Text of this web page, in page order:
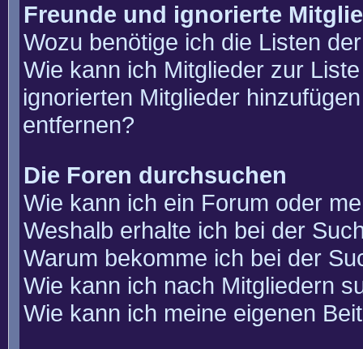
Freunde und ignorierte
Wozu benötige ich die Listen
Wie kann ich Mitglieder zur
ignorierten Mitglieder
entfernen?
Die Foren durchsuchen
Wie kann ich ein Forum oder
Weshalb erhalte ich bei der
Warum bekomme ich bei der
Wie kann ich nach Mitgliedern
Wie kann ich meine eigenen